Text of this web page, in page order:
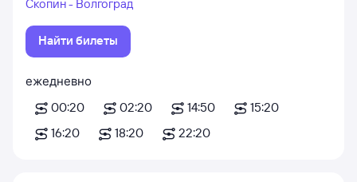
Скопин - Волгоград
Найти билеты
ежедневно
00:20
02:20 14:50
15:20
16:20
18:20 22:20